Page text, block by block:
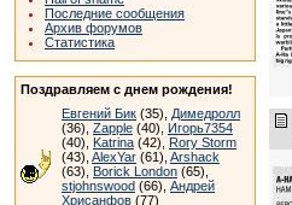
Последние сообщения
Архив форумов
Статистика
Поздравляем с днем рождения!
Евгений Бик (35), Димедролл
(36), Zapple (40), Игорь7354
(40), Katrina (42), Rory Storm
(43), AlexYar (61), Arshack
(63), Borick London (65),
stjohnswood (66), Андрей
Хрисанфов (77)